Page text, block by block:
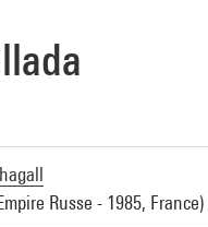
Russe - 1985, France)